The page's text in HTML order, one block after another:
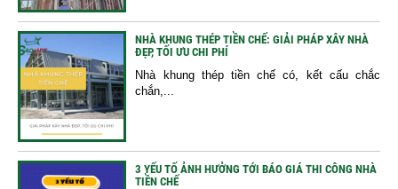
NHÀ KHUNG THÉP TIỀN CHẾ: GIẢI PHÁP XÂY NHÀ
ĐẸP, TỐI ƯU CHI PHÍ
Nhà khung thép tiền chế có, kết cấu chắc
chắn,...
3 YẾU TỐ ẢNH HƯỞNG TỚI BÁO GIÁ THI CÔNG NHÀ
TIỀN CHẾ